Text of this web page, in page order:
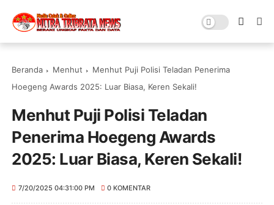
Beranda Menhut
Menhut Puji Polisi Teladan Penerima
Hoegeng Awards 2025: Luar Biasa, Keren Sekali!
Menhut Puji Polisi Teladan
Penerima Hoegeng Awards
2025: Luar Biasa, Keren Sekali!
7/20/2025 04:31:00 PM 0 KOMENTAR